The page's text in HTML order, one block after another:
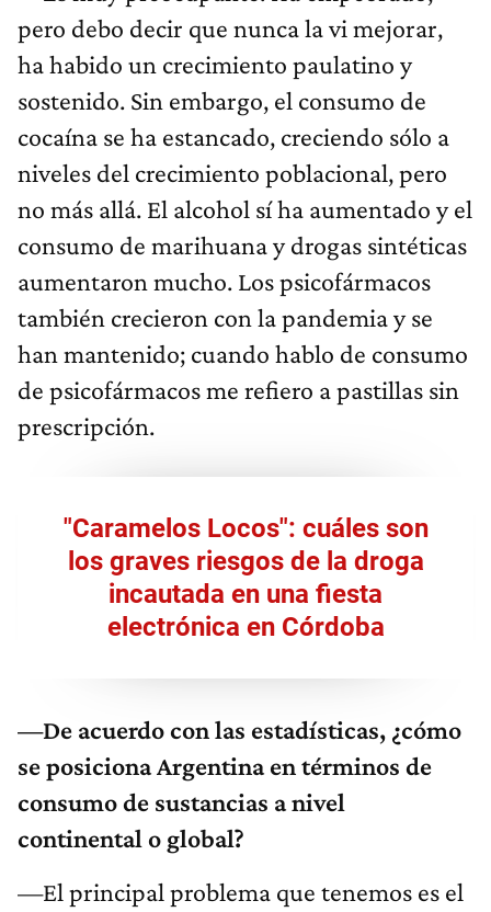
pero debo decir que nunca la vi mejorar,
ha habido un crecimiento paulatino y
sostenido. Sin embargo, el consumo de
cocaína se ha estancado, creciendo sólo a
niveles del crecimiento poblacional, pero
no más allá. El alcohol sí ha aumentado y el
consumo de marihuana y drogas sintéticas
aumentaron mucho. Los psicofármacos
también crecieron con la pandemia y se
han mantenido; cuando hablo de consumo
de psicofármacos me refiero a pastillas sin
prescripción.
"Caramelos Locos": cuáles son
los graves riesgos de la droga
incautada en una fiesta
electrónica en Córdoba
—De acuerdo con las estadísticas, ¿cómo
se posiciona Argentina en términos de
consumo de sustancias a nivel
continental o global?
—El principal problema que tenemos es el